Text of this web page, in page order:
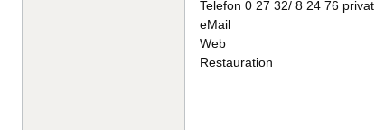
Telefon 0 27 32/ 8 24 76 privat
eMail
Web
Restauration